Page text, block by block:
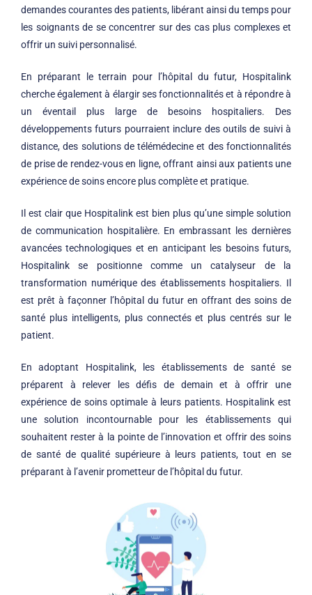
demandes courantes des patients, libérant ainsi du temps pour
les soignants de se concentrer sur des cas plus complexes et
offrir un suivi personnalisé.
En préparant le terrain pour l’hôpital du futur, Hospitalink
cherche également à élargir ses fonctionnalités et à répondre à
un éventail plus large de besoins hospitaliers. Des
développements futurs pourraient inclure des outils de suivi à
distance, des solutions de télémédecine et des fonctionnalités
de prise de rendez-vous en ligne, offrant ainsi aux patients une
expérience de soins encore plus complète et pratique.
Il est clair que Hospitalink est bien plus qu’une simple solution
de communication hospitalière. En embrassant les dernières
avancées technologiques et en anticipant les besoins futurs,
Hospitalink se positionne comme un catalyseur de la
transformation numérique des établissements hospitaliers. Il
est prêt à façonner l’hôpital du futur en offrant des soins de
santé plus intelligents, plus connectés et plus centrés sur le
patient.
En adoptant Hospitalink, les établissements de santé se
préparent à relever les défis de demain et à offrir une
expérience de soins optimale à leurs patients. Hospitalink est
une solution incontournable pour les établissements qui
souhaitent rester à la pointe de l’innovation et offrir des soins
de santé de qualité supérieure à leurs patients, tout en se
préparant à l’avenir prometteur de l’hôpital du futur.